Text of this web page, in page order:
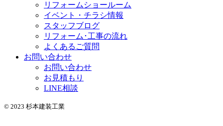
リフォームショールーム
イベント・チラシ情報
スタッフブログ
リフォーム･工事の流れ
よくあるご質問
お問い合わせ
お問い合わせ
お見積もり
LINE相談
© 2023 杉本建装工業